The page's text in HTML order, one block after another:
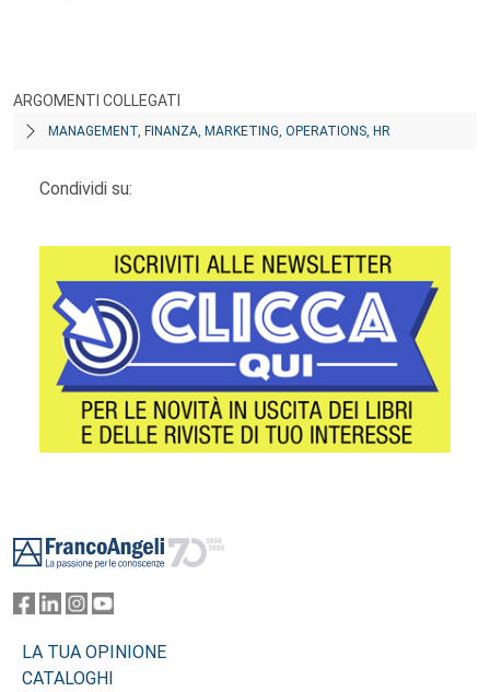
ARGOMENTI COLLEGATI
MANAGEMENT, FINANZA, MARKETING, OPERATIONS, HR
Condividi su:
LA TUA OPINIONE
CATALOGHI